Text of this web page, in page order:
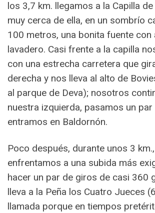
los 3,7 km. llegamos a la Capilla
muy cerca de ella, en un sombrío
100 metros, una bonita fuente con
lavadero. Casi frente a la capilla
con una estrecha carretera que
derecha y nos lleva al alto de
al parque de Deva); nosotros
nuestra izquierda, pasamos un
entramos en Baldornón.
Poco después, durante unos 3
enfrentamos a una subida más
hacer un par de giros de casi 360
lleva a la Peña los Cuatro Jueces
llamada porque en tiempos